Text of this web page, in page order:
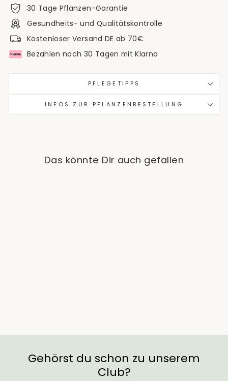
30 Tage Pflanzen-Garantie
Gesundheits- und Qualitätskontrolle
Kostenloser Versand DE ab 70€
Bezahlen nach 30 Tagen mit Klarna
PFLEGETIPPS
INFOS ZUR PFLANZENBESTELLUNG
Das könnte Dir auch gefallen
Gehörst du schon zu unserem
Club?